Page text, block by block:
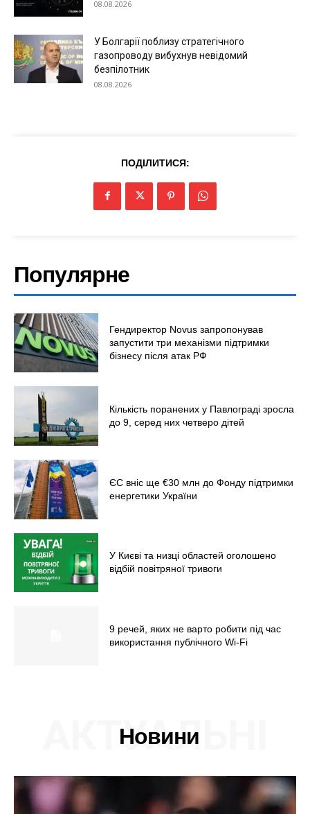
Київ
Україна
Економіка
Політика
08.08.2026
У Болгарії поблизу стратегічного
газопроводу вибухнув невідомий
безпілотник
08.08.2026
ПОДІЛИТИСЯ:
Популярне
Гендиректор Novus запропонував
запустити три механізми підтримки
бізнесу після атак РФ
Кількість поранених у Павлограді зросла
до 9, серед них четверо дітей
ЄС вніс ще €30 млн до Фонду підтримки
енергетики України
У Києві та низці областей оголошено
відбій повітряної тривоги
9 речей, яких не варто робити під час
використання публічного Wi-Fi
Новини
АКТУАЛЬНІ